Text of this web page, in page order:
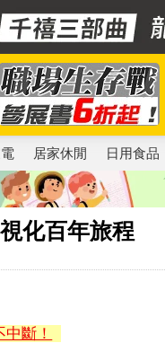
居家休閒 日用食品
化百年旅程
斷！